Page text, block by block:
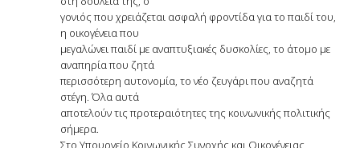
γονιός που χρειάζεται ασφαλή φροντίδα για το παιδί του,
η οικογένεια που
μεγαλώνει παιδί με αναπτυξιακές δυσκολίες, το άτομο με
αναπηρία που ζητά
περισσότερη αυτονομία, το νέο ζευγάρι που αναζητά
στέγη. Όλα αυτά
αποτελούν τις προτεραιότητες της κοινωνικής πολιτικής
σήμερα.